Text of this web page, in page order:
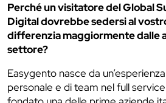
Perché un visitatore del Global
Digital dovrebbe sedersi al
differenzia maggiormente dalle
settore?
Easygento nasce da
personale e di team nel full